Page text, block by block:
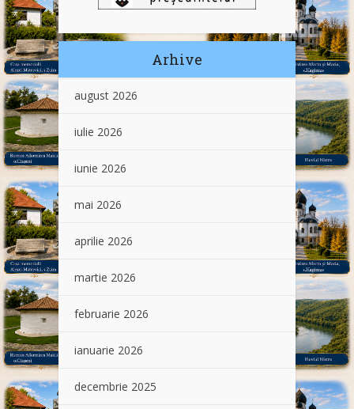
Arhive
august 2026
iulie 2026
iunie 2026
mai 2026
aprilie 2026
martie 2026
februarie 2026
ianuarie 2026
decembrie 2025